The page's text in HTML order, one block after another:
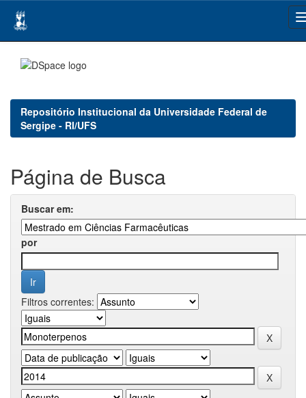
navigation
Repositório Institucional da Universidade Federal de
Sergipe - RI/UFS
Página de Busca
Buscar em:
por
Filtros correntes: